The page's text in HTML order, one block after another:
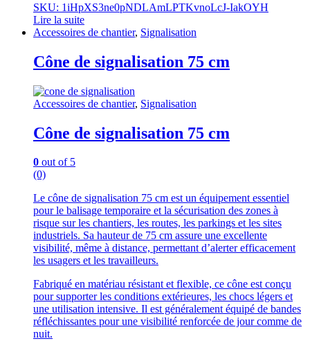
SKU: 1iHpXS3ne0pNDLAmLPTKvnoLcJ-IakOYH
Lire la suite
Accessoires de chantier, Signalisation
Cône de signalisation 75 cm
Accessoires de chantier, Signalisation
Cône de signalisation 75 cm
0 out of 5
(0)
Le cône de signalisation 75 cm est un équipement essentiel
pour le balisage temporaire et la sécurisation des zones à
risque sur les chantiers, les routes, les parkings et les sites
industriels. Sa hauteur de 75 cm assure une excellente
visibilité, même à distance, permettant d’alerter efficacement
les usagers et les travailleurs.
Fabriqué en matériau résistant et flexible, ce cône est conçu
pour supporter les conditions extérieures, les chocs légers et
une utilisation intensive. Il est généralement équipé de bandes
réfléchissantes pour une visibilité renforcée de jour comme de
nuit.